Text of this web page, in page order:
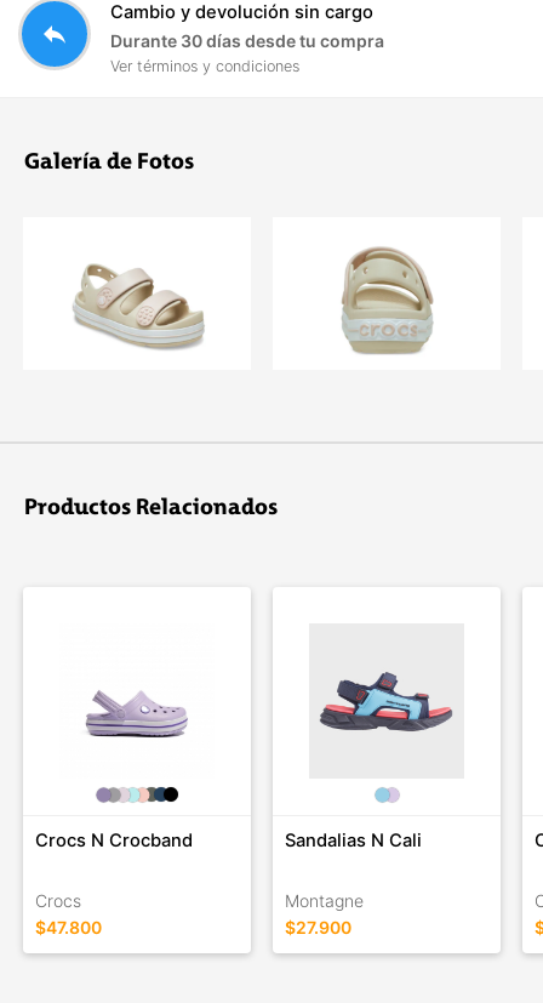
reply
Cambio y devolución sin cargo
Durante 30 días desde tu compra
Ver términos y condiciones
Galería de Fotos
Productos Relacionados
Crocs N Crocband
Crocs
$47.800
Sandalias N Cali
Montagne
$27.900